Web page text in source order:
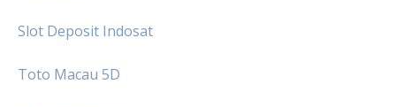
Slot Deposit Indosat
Toto Macau 5D